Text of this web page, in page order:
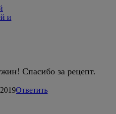
и
Спасибо за рецепт.
Ответить